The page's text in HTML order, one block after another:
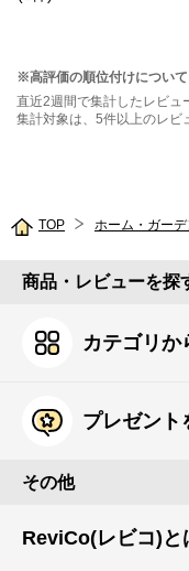
※高評価の順位付けについて
直近2週間で集計したレビュ
集計対象は、5件以上のレビ
TOP ホーム・ガーデ
商品・レビューを探
カテゴリか
プレゼント
その他
ReviCo(レビコ)と